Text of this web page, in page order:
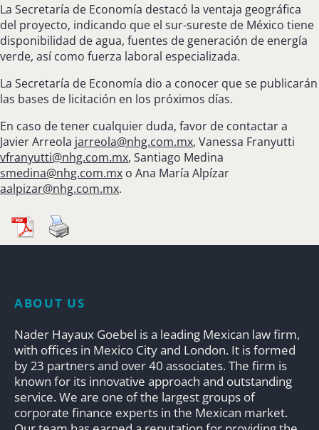
La Secretaría de Economía destacó la ventaja geográfica
del proyecto, indicando que el sur-sureste de México tiene
disponibilidad de agua, fuentes de generación de energía
verde, así como fuerza laboral especializada.
La Secretaría de Economía dio a conocer que se publicarán
las bases de licitación en los próximos días.
En caso de tener cualquier duda, favor de contactar a
Javier Arreola jarreola@nhg.com.mx, Vanessa Franyutti
vfranyutti@nhg.com.mx, Santiago Medina
smedina@nhg.com.mx o Ana María Alpízar
aalpizar@nhg.com.mx.
ABOUT US
Nader Hayaux Goebel is a leading Mexican law firm,
with offices in Mexico City and London. It is formed
by 23 partners and over 40 associates. The firm is
known for its innovative approach and outstanding
service. We are one of the largest groups of
corporate finance experts in the Mexican market.